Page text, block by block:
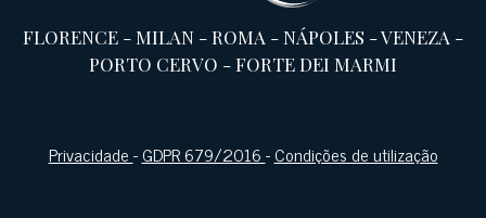
FLORENCE -MILAN -ROMA -NÁPOLES -VENEZA -
PORTO CERVO -FORTE DEI MARMI
Privacidade-GDPR 679/2016-Condições de utilização